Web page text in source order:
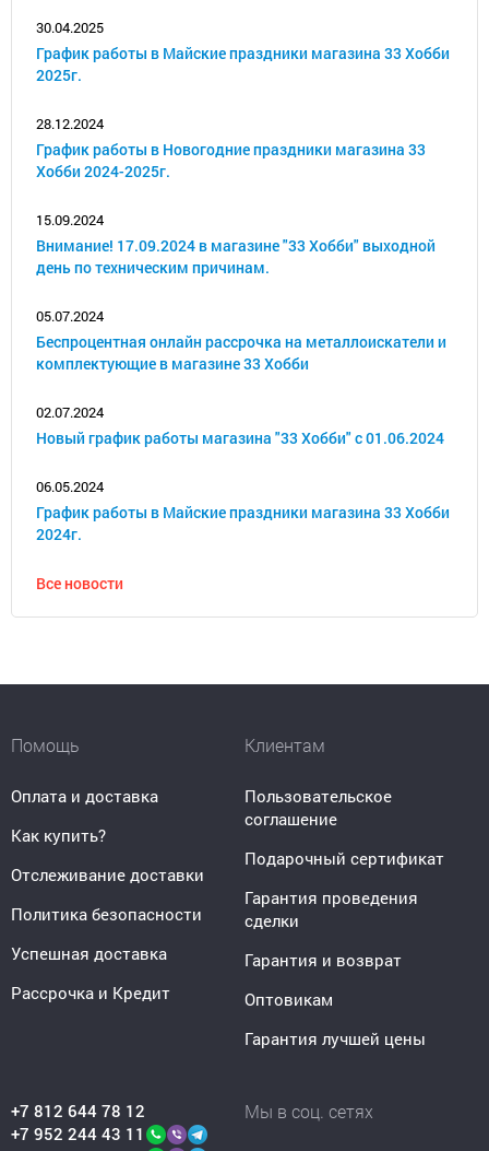
30.04.2025
График работы в Майские праздники магазина 33 Хобби
2025г.
28.12.2024
График работы в Новогодние праздники магазина 33
Хобби 2024-2025г.
15.09.2024
Внимание! 17.09.2024 в магазине "33 Хобби" выходной
день по техническим причинам.
05.07.2024
Беспроцентная онлайн рассрочка на металлоискатели и
комплектующие в магазине 33 Хобби
02.07.2024
Новый график работы магазина "33 Хобби" с 01.06.2024
06.05.2024
График работы в Майские праздники магазина 33 Хобби
2024г.
Все новости
Помощь
Оплата и доставка
Как купить?
Отслеживание доставки
Политика безопасности
Успешная доставка
Рассрочка и Кредит
Клиентам
Пользовательское
соглашение
Подарочный сертификат
Гарантия проведения
сделки
Гарантия и возврат
Оптовикам
Гарантия лучшей цены
+7 812 644 78 12
+7 952 244 43 11
Мы в соц. сетях